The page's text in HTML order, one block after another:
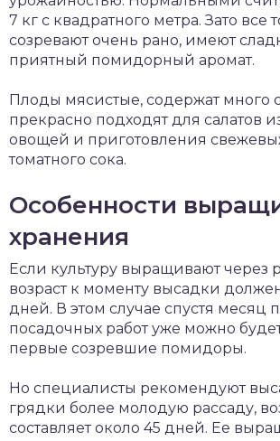
7 кг с квадратного метра. Зато все
созревают очень рано, имеют
приятный помидорный аромат.
Плоды мясистые, содержат много
прекрасно подходят для салатов
овощей и приготовления
томатного сока.
Особенности
хранения
Если культуру выращивают через
возраст к моменту высадки
дней. В этом случае спустя месяц
посадочных работ уже можно
первые созревшие помидоры.
Но специалисты рекомендуют
грядки более молодую рассаду,
составляет около 45 дней. Ее